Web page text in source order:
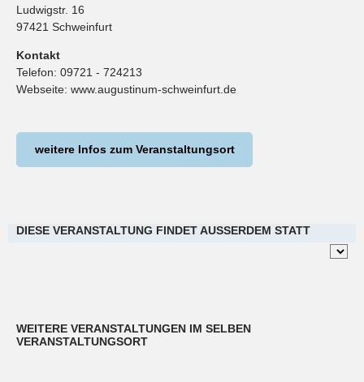
Ludwigstr. 16
97421 Schweinfurt
Kontakt
Telefon: 09721 - 724213
Webseite: www.augustinum-schweinfurt.de
weitere Infos zum Veranstaltungsort
DIESE VERANSTALTUNG FINDET AUSSERDEM STATT
WEITERE VERANSTALTUNGEN IM SELBEN
VERANSTALTUNGSORT